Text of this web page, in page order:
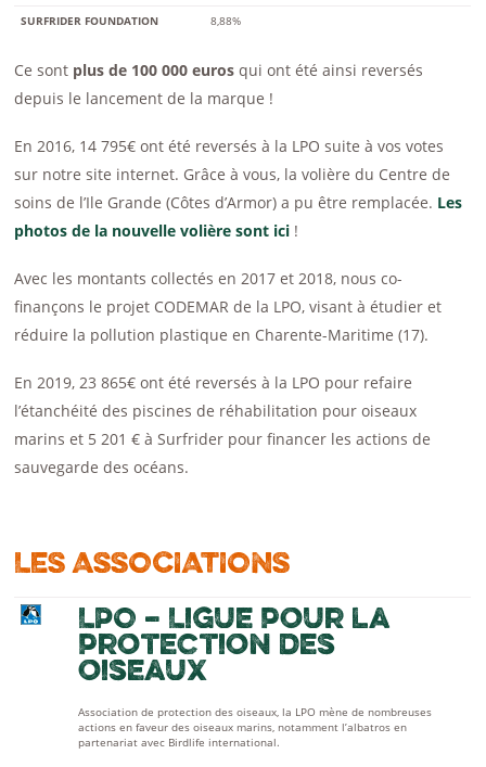
SURFRIDER FOUNDATION
8,88%
Ce sont plus de 100 000 euros qui ont été ainsi reversés
depuis le lancement de la marque !
En 2016, 14 795€ ont été reversés à la LPO suite à vos votes
sur notre site internet. Grâce à vous, la volière du Centre de
soins de l’Ile Grande (Côtes d’Armor) a pu être remplacée. Les
photos de la nouvelle volière sont ici !
Avec les montants collectés en 2017 et 2018, nous co-
finançons le projet CODEMAR de la LPO, visant à étudier et
réduire la pollution plastique en Charente-Maritime (17).
En 2019, 23 865€ ont été reversés à la LPO pour refaire
l’étanchéité des piscines de réhabilitation pour oiseaux
marins et 5 201 € à Surfrider pour financer les actions de
sauvegarde des océans.
LES ASSOCIATIONS
LPO – Ligue pour la
protection des
oiseaux
Association de protection des oiseaux, la LPO mène de nombreuses
actions en faveur des oiseaux marins, notamment l’albatros en
partenariat avec Birdlife international.